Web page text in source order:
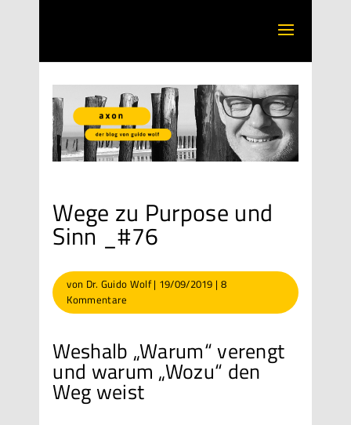
Wege zu Purpose und
Sinn _#76
von Dr. Guido Wolf| 19/09/2019 | 8
Kommentare
Weshalb „Warum“ verengt
und warum „Wozu“ den
Weg weist